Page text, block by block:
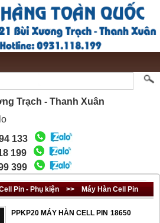
Trạch - Thanh Xuân
133
199
399
Pin - Phụ kiện >> Máy Hàn Cell Pin
PPKP20 MÁY HÀN CELL PIN 18650